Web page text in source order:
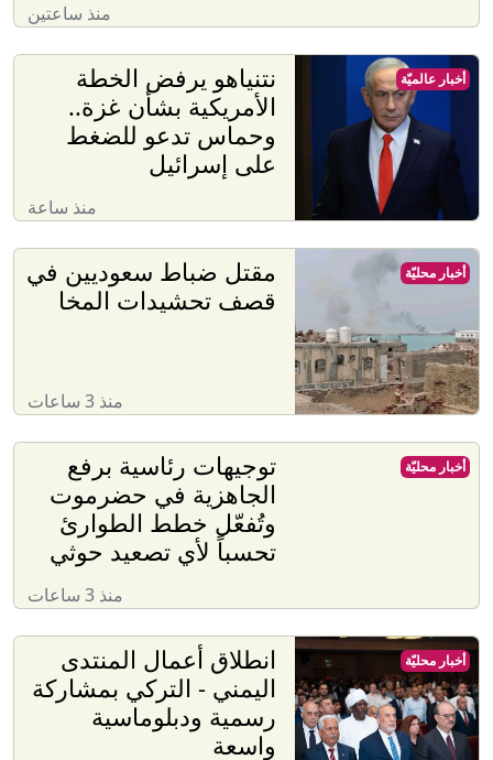
منذ ساعتين
نتنياهو يرفض الخطة
الأمريكية بشأن غزة..
وحماس تدعو للضغط
على إسرائيل
منذ ساعة
أخبار عالميّة
مقتل ضباط سعوديين في
قصف تحشيدات المخا
منذ 3 ساعات
أخبار محليّة
توجيهات رئاسية برفع
الجاهزية في حضرموت
وتُفعّل خطط الطوارئ
تحسباً لأي تصعيد حوثي
منذ 3 ساعات
أخبار محليّة
انطلاق أعمال المنتدى
اليمني - التركي بمشاركة
رسمية ودبلوماسية
واسعة
أخبار محليّة